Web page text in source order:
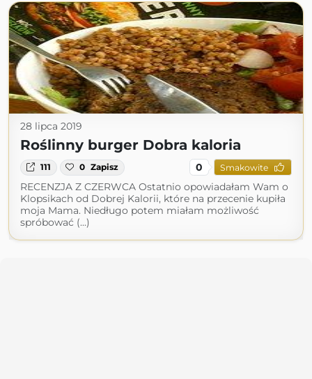
28 lipca 2019
Roślinny burger Dobra kaloria
111 0 Zapisz 0 Smakowite
RECENZJA Z CZERWCA Ostatnio opowiadałam Wam o
Klopsikach od Dobrej Kalorii, które na przecenie kupiła
moja Mama. Niedługo potem miałam możliwość
spróbować (...)